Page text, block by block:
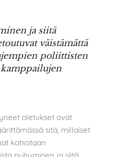
ja siitä
väistämättä
poliittisten
oletukset ovat
sitä, millaiset
katsotaan
puhuminen ja siitä